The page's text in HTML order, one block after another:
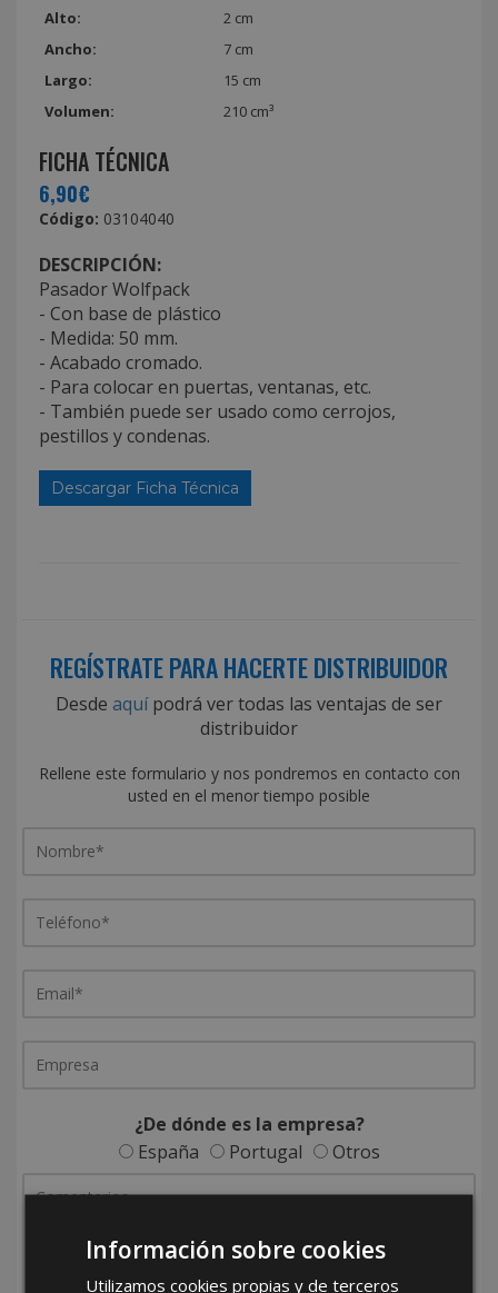
Alto:
2 cm
Ancho:
7 cm
Largo:
15 cm
Volumen:
210 cm³
FICHA TÉCNICA
6,90€
Código: 03104040
DESCRIPCIÓN:
Pasador Wolfpack
- Con base de plástico
- Medida: 50 mm.
- Acabado cromado.
- Para colocar en puertas, ventanas, etc.
- También puede ser usado como cerrojos,
pestillos y condenas.
Descargar Ficha Técnica
REGÍSTRATE PARA HACERTE DISTRIBUIDOR
Desde aquípodrá ver todas las ventajas de ser
distribuidor
Rellene este formulario y nos pondremos en contacto con
usted en el menor tiempo posible
¿De dónde es la empresa?
España
Portugal Otros
Información sobre cookies
Utilizamos cookies propias y de terceros